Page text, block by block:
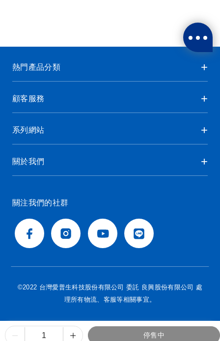
停售中
熱門產品分類
顧客服務
系列網站
關於我們
關注我們的社群
©2022 台灣愛普生科技股份有限公司 委託 良興股份有限公司 處
理所有物流、客服等相關事宜。